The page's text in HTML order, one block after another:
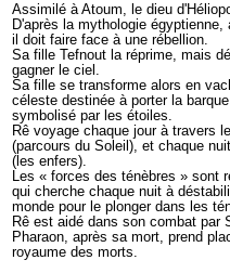
Assimilé à Atoum, le dieu
D'après la mythologie
il doit faire face à une rébellion.
Sa fille Tefnout la réprime, mais
gagner le ciel.
Sa fille se transforme alors en
céleste destinée à porter la
symbolisé par les étoiles.
Rê voyage chaque jour à travers
(parcours du Soleil), et chaque
(les enfers).
Les « forces des ténèbres » sont
qui cherche chaque nuit à
monde pour le plonger dans les
Rê est aidé dans son combat par
Pharaon, après sa mort, prend
royaume des morts.